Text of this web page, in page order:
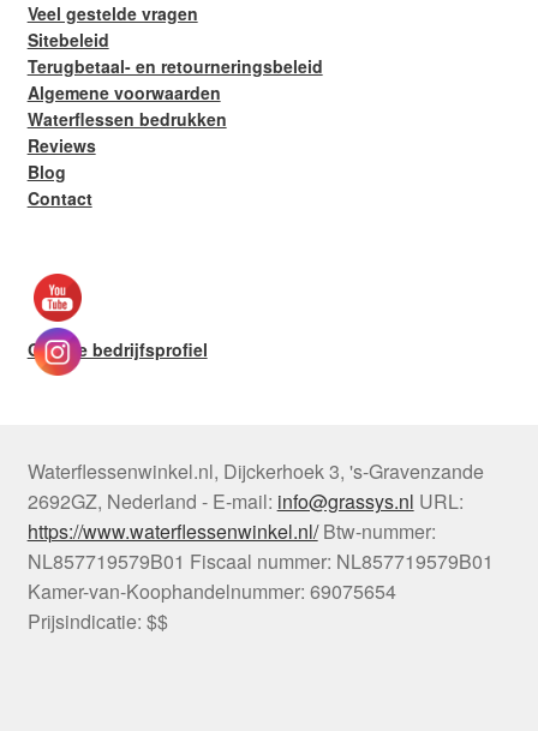
Veel gestelde vragen
Sitebeleid
Terugbetaal- en retourneringsbeleid
Algemene voorwaarden
Waterflessen bedrukken
Reviews
Blog
Contact
Google bedrijfsprofiel
Waterflessenwinkel.nl, Dijckerhoek 3, 's-Gravenzande
2692GZ, Nederland - E-mail: info@grassys.nl URL:
https://www.waterflessenwinkel.nl/ Btw-nummer:
NL857719579B01 Fiscaal nummer: NL857719579B01
Kamer-van-Koophandelnummer: 69075654
Prijsindicatie: $$